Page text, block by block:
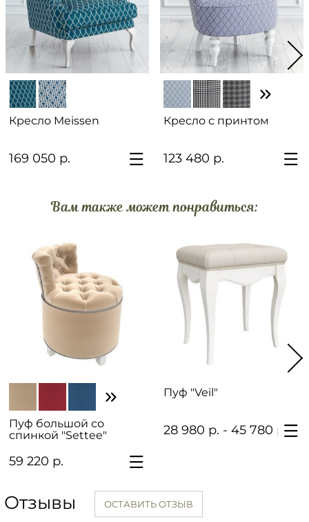
Кресло Meissen
169 050 р.
Кресло с принтом
123 480 р.
Вам также может понравиться:
Пуф большой со
спинкой "Settee"
59 220 р.
Пуф "Veil"
28 980 р. - 45 780 р.
Отзывы ОСТАВИТЬ ОТЗЫВ